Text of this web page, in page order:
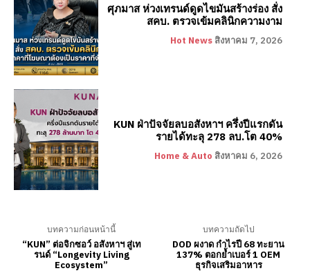
ศุภมาส ห่วงเทรนด์ดูดไขมันสร้างร่อง สั่ง
สคบ. ตรวจเข้มคลินิกความงาม
Hot News สิงหาคม 7, 2026
KUN ฝ่าปัจจัยลบอสังหาฯ ครึ่งปีแรกดัน
รายได้ทะลุ 278 ลบ.โต 40%
Home & Auto สิงหาคม 6, 2026
บทความก่อนหน้านี้
“KUN” ต่อจิกซอว์ อสังหาฯ สู่เท
รนด์ “Longevity Living
Ecosystem”
บทความถัดไป
DOD ผงาด กำไรปี 68 ทะยาน
137% ตอกย้ำเบอร์ 1 OEM
ธุรกิจเสริมอาหาร